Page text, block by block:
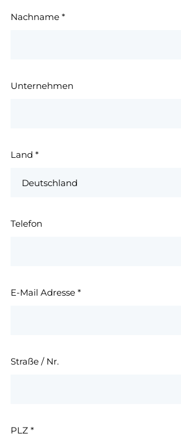
Nachname *
Unternehmen
Land *
Telefon
E-Mail Adresse *
Straße / Nr.
PLZ *